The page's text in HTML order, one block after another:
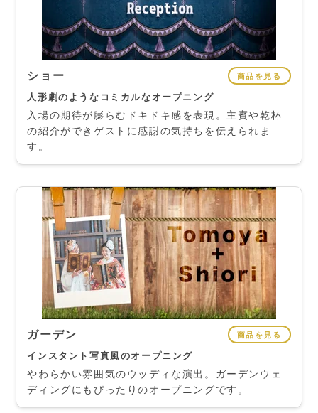
ショー 商品を見る
人形劇のようなコミカルなオープニング
入場の期待が膨らむドキドキ感を表現。主賓や乾杯
の紹介ができゲストに感謝の気持ちを伝えられま
す。
ガーデン 商品を見る
インスタント写真風のオープニング
やわらかい雰囲気のウッディな演出。ガーデンウェ
ディングにもぴったりのオープニングです。